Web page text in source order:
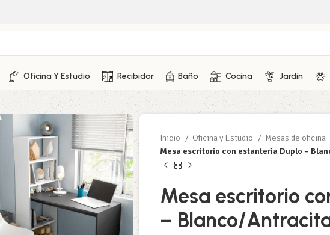
Oficina Y Estudio Recibidor Baño Cocina Jardín
Inicio Oficina y Estudio
Mesas de oficina
Mesa escritorio con estantería Duplo –
Mesa escritorio
– Blanco/